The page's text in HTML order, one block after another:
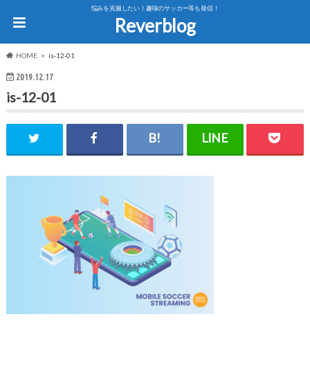
悩みを克服したい！趣味のサッカー等も発信！
Reverblog
HOME is-12-01
2019.12.17
is-12-01